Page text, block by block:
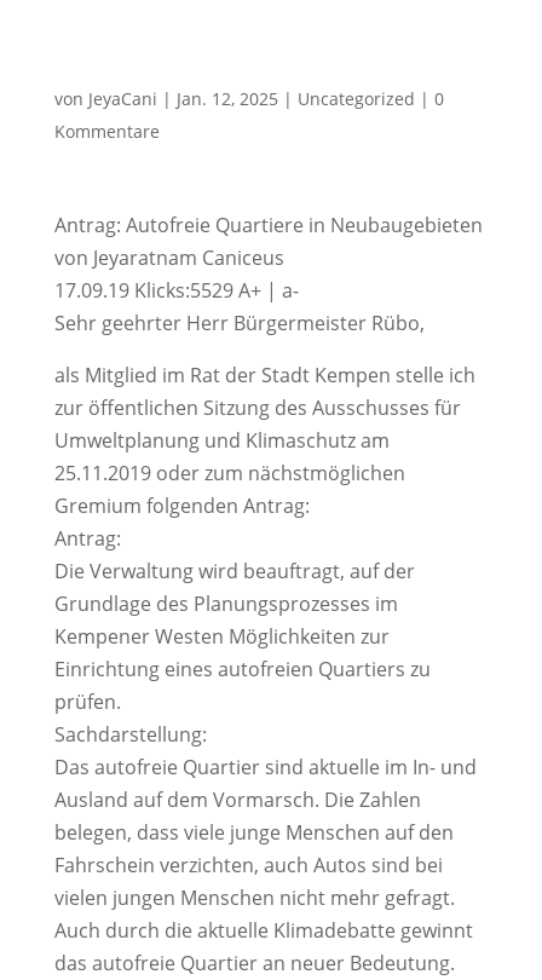
von JeyaCani | Jan. 12, 2025 | Uncategorized | 0
Kommentare
Antrag: Autofreie Quartiere in Neubaugebieten
von Jeyaratnam Caniceus
17.09.19 Klicks:5529 A+ | a-
Sehr geehrter Herr Bürgermeister Rübo,
als Mitglied im Rat der Stadt Kempen stelle ich
zur öffentlichen Sitzung des Ausschusses für
Umweltplanung und Klimaschutz am
25.11.2019 oder zum nächstmöglichen
Gremium folgenden Antrag:
Antrag:
Die Verwaltung wird beauftragt, auf der
Grundlage des Planungsprozesses im
Kempener Westen Möglichkeiten zur
Einrichtung eines autofreien Quartiers zu
prüfen.
Sachdarstellung:
Das autofreie Quartier sind aktuelle im In- und
Ausland auf dem Vormarsch. Die Zahlen
belegen, dass viele junge Menschen auf den
Fahrschein verzichten, auch Autos sind bei
vielen jungen Menschen nicht mehr gefragt.
Auch durch die aktuelle Klimadebatte gewinnt
das autofreie Quartier an neuer Bedeutung.